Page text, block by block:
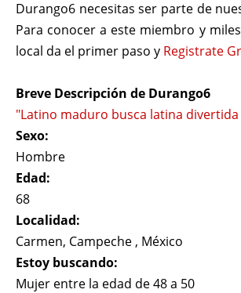
Durango6 necesitas ser parte de
Para conocer a este miembro y
local da el primer paso y Registrate
Breve Descripción de Durango6
"Latino maduro busca latina
Sexo:
Hombre
Edad:
68
Localidad:
Carmen, Campeche , México
Estoy buscando:
Mujer entre la edad de 48 a 50